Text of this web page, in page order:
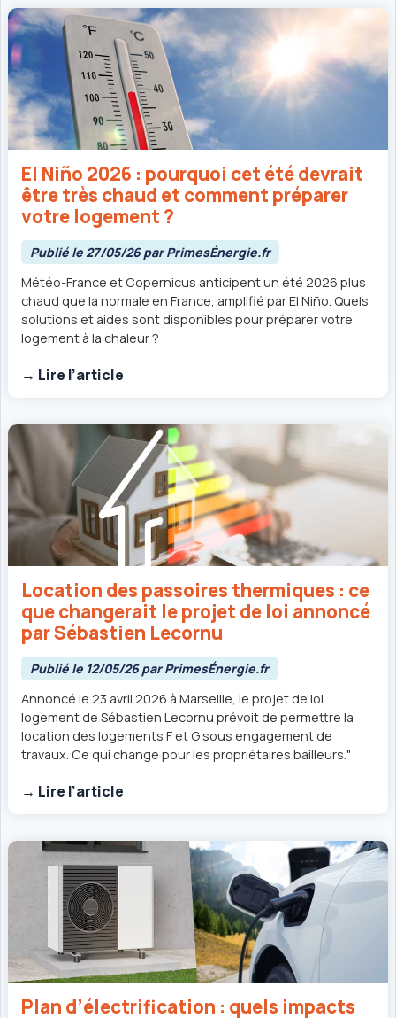
El Niño 2026 : pourquoi cet été devrait
être très chaud et comment préparer
votre logement ?
Publié le 27/05/26 par PrimesÉnergie.fr
Météo-France et Copernicus anticipent un été 2026 plus
chaud que la normale en France, amplifié par El Niño. Quels
solutions et aides sont disponibles pour préparer votre
logement à la chaleur ?
→ Lire l’article
Location des passoires thermiques : ce
que changerait le projet de loi annoncé
par Sébastien Lecornu
Publié le 12/05/26 par PrimesÉnergie.fr
Annoncé le 23 avril 2026 à Marseille, le projet de loi
logement de Sébastien Lecornu prévoit de permettre la
location des logements F et G sous engagement de
travaux. Ce qui change pour les propriétaires bailleurs."
→ Lire l’article
Plan d’électrification : quels impacts